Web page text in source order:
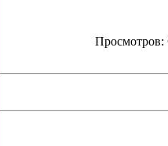
Просмотров: